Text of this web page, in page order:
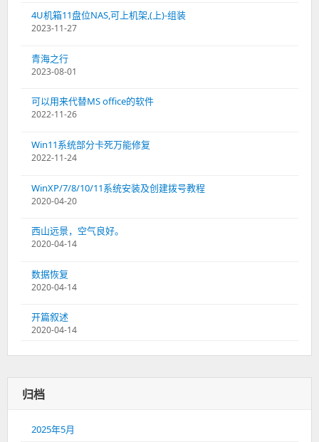
4U机箱11盘位NAS,可上机架,(上)-组装
2023-11-27
青海之行
2023-08-01
可以用来代替MS office的软件
2022-11-26
Win11系统部分卡死万能修复
2022-11-24
WinXP/7/8/10/11系统安装及创建拨号教程
2020-04-20
西山远景，空气良好。
2020-04-14
数据恢复
2020-04-14
开篇叙述
2020-04-14
归档
2025年5月